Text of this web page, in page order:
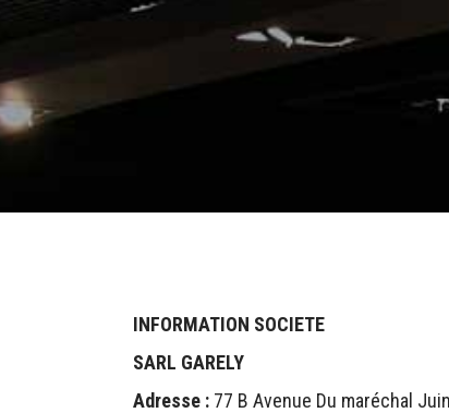
INFORMATION SOCIETE
SARL GARELY
Adresse : 77 B Avenue Du maréchal